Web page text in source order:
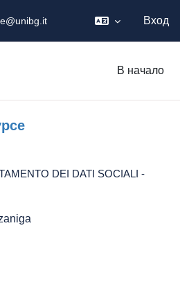
Вход
В начало
DEI DATI SOCIALI -